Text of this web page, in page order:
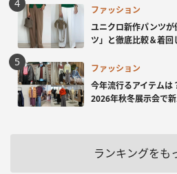
ファッション
ユニクロ新作パンツ
ツ」と徹底比較＆着回
ファッション
今年流行るアイテム
2026年秋冬展示会で
ランキングをも